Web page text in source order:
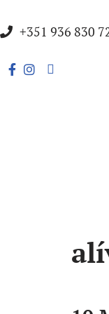
Avançar
para
o
+351 936 830